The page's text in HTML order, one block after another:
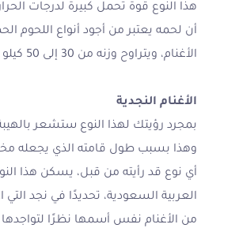
هذا النوع قوة تحمل كبيرة لدرجات
أن لحمه يعتبر من أجود أنواع اللحوم
الأغنام، ويتراوح وزنه من 30 إلى 50 كيلو جرام .
الأغنام النجدية
بمجرد رؤيتك لهذا النوع ستشعر بالهيبة
وهذا بسبب طول قامته الذي يجعله
أي نوع قد رأيته من قبل، يسكن هذا
العربية السعودية، تحديدًا في نجد التي
من الأغنام نفس أسمها نظرًا لتواجدها